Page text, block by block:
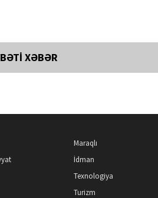
XƏBƏR
Maraqlı
İdman
Texnologiya
Turizm